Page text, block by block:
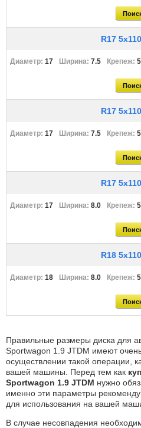
R17
17 7.5
R17
17 7.5
R17
17 8.0
R18
18 8.0
Правильные размеры диска для
Sportwagon 1.9 JTDM имеют
осуществлении такой операции,
вашей машины. Перед тем как
Sportwagon 1.9 JTDM нужно
именно эти параметры
для использования на вашей
В случае несовпадения